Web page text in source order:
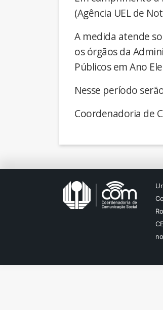
(Agência UEL de
A medida atende
os órgãos da
Públicos em Ano
Nesse período
Coordenadoria de